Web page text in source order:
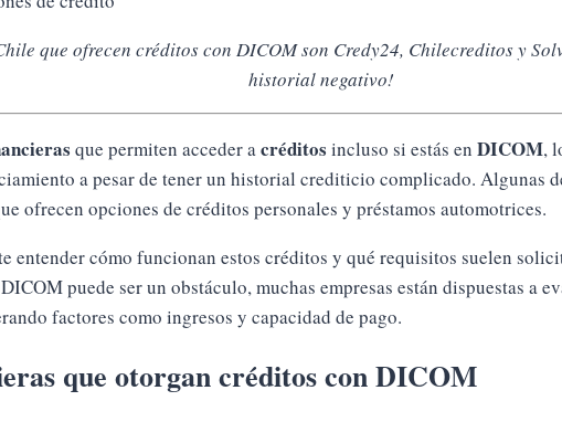
que ofrecen créditos con DICOM son Credy24, Chilecreditos y
historial negativo!
que permiten acceder acréditos incluso si estás en DICOM,
a pesar de tener un historial crediticio complicado. Algunas
ofrecen opciones de créditos personales y préstamos automotrices.
entender cómo funcionan estos créditos y qué requisitos suelen
puede ser un obstáculo, muchas empresas están dispuestas a
factores como ingresos y capacidad de pago.
que otorgan créditos con DICOM